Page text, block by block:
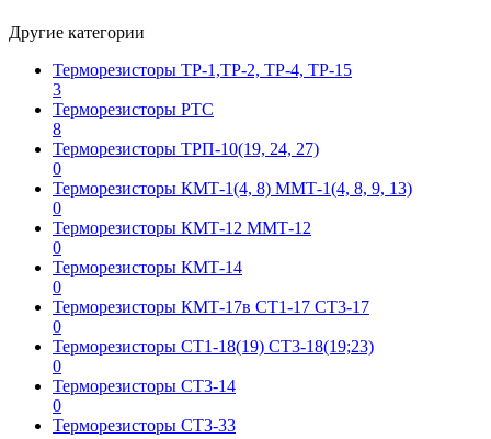
Другие категории
Терморезисторы ТР-1,ТР-2, ТР-4, ТР-15
3
Терморезисторы РТС
8
Терморезисторы ТРП-10(19, 24, 27)
0
Терморезисторы КМТ-1(4, 8) ММТ-1(4, 8, 9, 13)
0
Терморезисторы КМТ-12 ММТ-12
0
Терморезисторы КМТ-14
0
Терморезисторы КМТ-17в СТ1-17 СТ3-17
0
Терморезисторы СТ1-18(19) СТ3-18(19;23)
0
Терморезисторы СТ3-14
0
Терморезисторы СТ3-33